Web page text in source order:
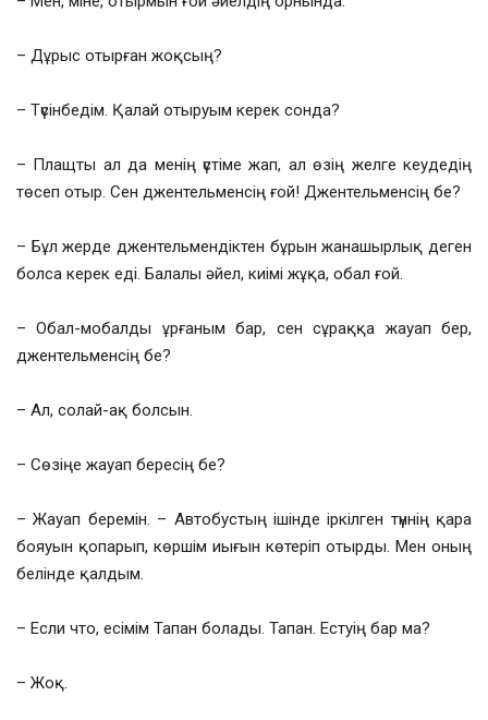
– Дұрыс отырған жоқсың?
– Түсінбедім. Қалай отыруым керек сонда?
– Плащты ал да менің үстіме жап, ал өзің желге кеудедің
төсеп отыр. Сен джентельменсің ғой! Джентельменсің бе?
– Бұл жерде джентельмендіктен бұрын жанашырлық деген
болса керек еді. Балалы әйел, киімі жұқа, обал ғой.
– Обал-мобалды ұрғаным бар, сен сұраққа жауап бер,
джентельменсің бе?
– Ал, солай-ақ болсын.
– Сөзіңе жауап бересің бе?
– Жауап беремін. – Автобустың ішінде іркілген түннің қара
бояуын қопарып, көршім иығын көтеріп отырды. Мен оның
белінде қалдым.
– Если что, есімім Тапан болады. Тапан. Естуің бар ма?
– Жоқ.